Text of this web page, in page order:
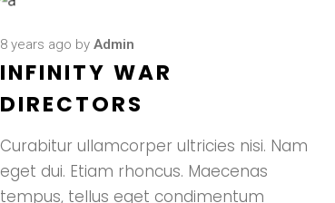
8 years ago by Admin
INFINITY WAR
DIRECTORS
Curabitur ullamcorper ultricies nisi. Nam
eget dui. Etiam rhoncus. Maecenas
tempus, tellus eget condimentum